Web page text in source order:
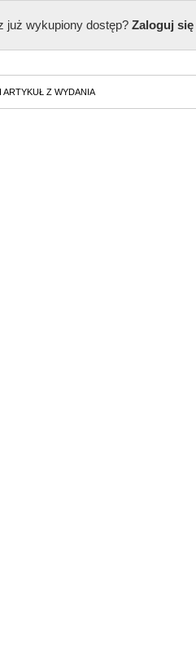
już wykupiony dostęp?Zaloguj się
ARTYKUŁ Z WYDANIA